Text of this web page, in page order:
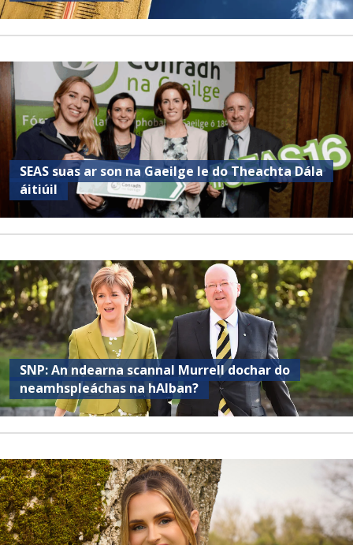
SEAS suas ar son na Gaeilge le do Theachta Dála
áitiúil
SNP: An ndearna scannal Murrell dochar do
neamhspleáchas na hAlban?